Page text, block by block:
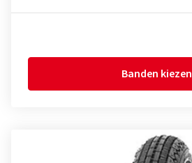
Banden kiezen